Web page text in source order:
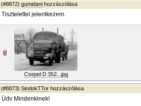
(#8872) gumidani hozzászólása
Tisztelettel jelentkezem.
Csepel D 352...jpg
(#8873) SindokTTor hozzászólása
Üdv Mindenkinek!